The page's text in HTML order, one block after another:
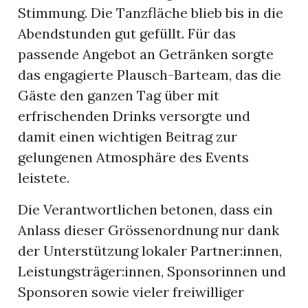
Stimmung. Die Tanzfläche blieb bis in die
Abendstunden gut gefüllt. Für das
passende Angebot an Getränken sorgte
das engagierte Plausch-Barteam, das die
Gäste den ganzen Tag über mit
erfrischenden Drinks versorgte und
damit einen wichtigen Beitrag zur
gelungenen Atmosphäre des Events
leistete.
Die Verantwortlichen betonen, dass ein
Anlass dieser Grössenordnung nur dank
der Unterstützung lokaler Partner:innen,
Leistungsträger:innen, Sponsorinnen und
Sponsoren sowie vieler freiwilliger